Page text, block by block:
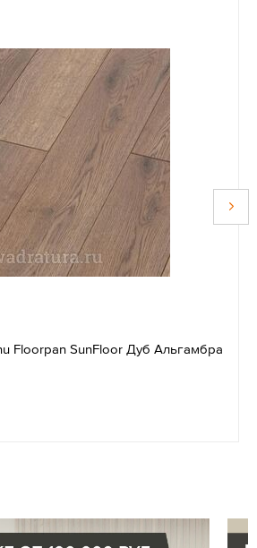
Floorpan SunFloor Дуб Альгамбра